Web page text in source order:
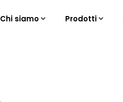
Chi siamo Prodotti